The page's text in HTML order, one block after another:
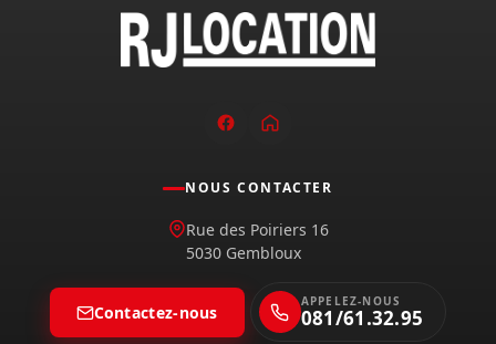
NOUS CONTACTER
Rue des Poiriers 16
5030 Gembloux
Contactez-nous
APPELEZ-NOUS
081/61.32.95